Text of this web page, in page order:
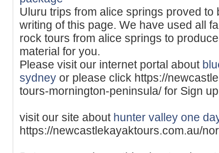
Uluru trips from alice springs proved to
writing of this page. We have used all
rock tours from alice springs to
material for you.
Please visit our internet portal about
sydney or please click https://
tours-mornington-peninsula/ for Sign
visit our site about hunter valley one
https://newcastlekayaktours.com.au/